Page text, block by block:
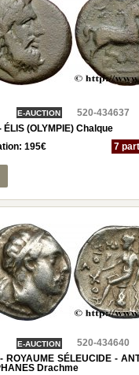
E-AUCTION
520-434637
ÉLIS (OLYMPIE) Chalque
195€ 7
E-AUCTION
520-434640
ROYAUME SÉLEUCIDE -
Drachme